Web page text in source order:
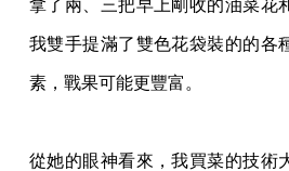
拿了兩、三把早上 剛收的油菜花
我雙手提滿了雙色花袋裝的的各
素，戰果可能更豐富。
從她的眼神看來，我買菜的技術